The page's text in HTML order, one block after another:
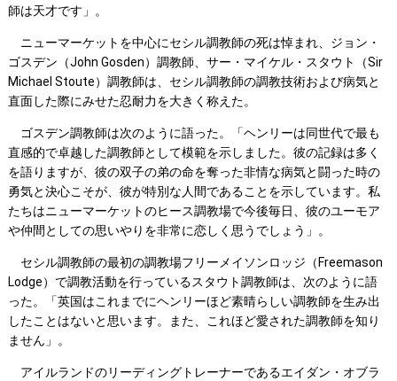
師は天才です」。
ニューマーケットを中心にセシル調教師の死は悼まれ、ジョン・
ゴスデン（John Gosden）調教師、サー・マイケル・スタウト（Sir
Michael Stoute）調教師は、セシル調教師の調教技術および病気と
直面した際にみせた忍耐力を大きく称えた。
ゴスデン調教師は次のように語った。「ヘンリーは同世代で最も
直感的で卓越した調教師として模範を示しました。彼の記録は多く
を語りますが、彼の双子の弟の命を奪った非情な病気と闘った時の
勇気と決心こそが、彼が特別な人間であることを示しています。私
たちはニューマーケットのヒース調教場で今後毎日、彼のユーモア
や仲間としての思いやりを非常に恋しく思うでしょう」。
セシル調教師の最初の調教場フリーメイソンロッジ（Freemason
Lodge）で調教活動を行っているスタウト調教師は、次のように語
った。「英国はこれまでにヘンリーほど素晴らしい調教師を生み出
したことはないと思います。また、これほど愛された調教師を知り
ません」。
アイルランドのリーディングトレーナーであるエイダン・オブラ